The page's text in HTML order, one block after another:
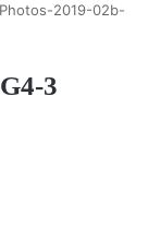
2019-02b-
3